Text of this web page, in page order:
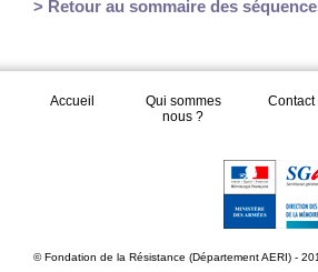
> Retour au sommaire des
Accueil
Qui sommes
nous ?
Contact
© Fondation de la Résistance (Département AERI) -